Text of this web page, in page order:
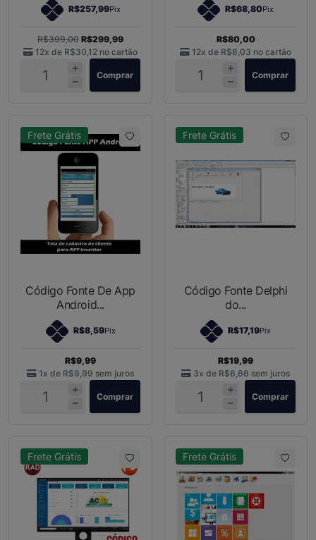
R$257,99Pix
R$399,00 R$299,99
12x de R$30,12 no cartão
Comprar
R$68,80Pix
R$80,00
12x de R$8,03 no cartão
Comprar
Frete Grátis
Código Fonte De App
Android...
R$8,59Pix
R$9,99
1x de R$9,99 sem juros
Comprar
Frete Grátis
Código Fonte Delphi
do...
R$17,19Pix
R$19,99
3x de R$6,66 sem juros
Comprar
Frete Grátis Frete Grátis